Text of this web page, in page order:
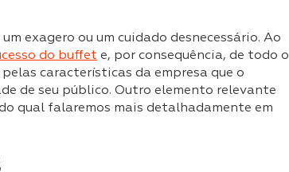
exagero ou um cuidado desnecessário. Ao
do buffet e, por consequência, de todo o
características da empresa que o
de seu público. Outro elemento relevante
qual falaremos mais detalhadamente em